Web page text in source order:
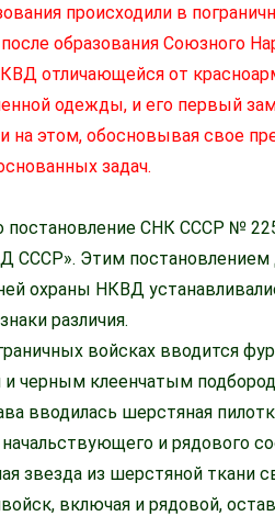
происходили в
после образования Союзного
отличающейся от
одежды, и его первый
на этом, обосновывая свое
задач.
постановление СНК СССР №
СССР». Этим постановлением
охраны НКВД
различия.
войсках вводится
черным клеенчатым
вводилась шерстяная
и рядового
звезда из шерстяной
включая и рядовой,